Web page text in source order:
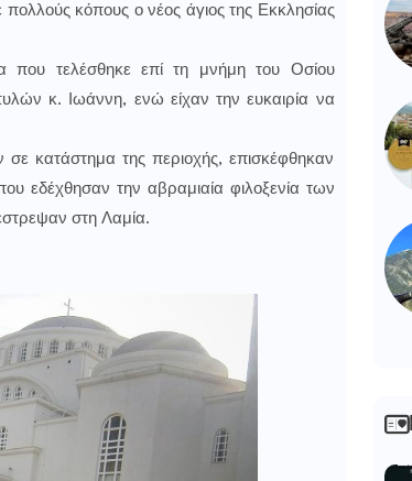
κόπους ο νέος άγιος της Εκκλησίας
που τελέσθηκε επί τη μνήμη του Οσίου
κ. Ιωάννη, ενώ είχαν την ευκαιρία να
κατάστημα της περιοχής, επισκέφθηκαν
την αβραμιαία φιλοξενία των
στη Λαμία.